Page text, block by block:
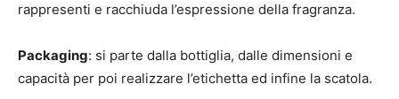
rappresenti e racchiuda l’espressione della fragranza.
Packaging: si parte dalla bottiglia, dalle dimensioni e
capacità per poi realizzare l’etichetta ed infine la scatola.